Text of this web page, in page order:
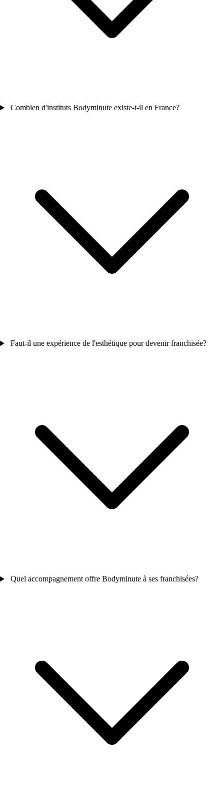
Combien d'instituts Bodyminute existe-t-il en France?
Faut-il une expérience de l'esthétique pour devenir franchisée?
Quel accompagnement offre Bodyminute à ses franchisées?